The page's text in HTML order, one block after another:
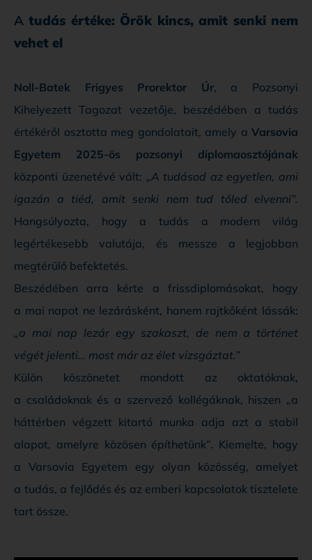
A tudás értéke: Örök kincs, amit senki nem
vehet el
Noll-Batek Frigyes Prorektor Úr, a Pozsonyi
Kihelyezett Tagozat vezetője, beszédében a tudás
értékéről osztotta meg gondolatait, amely a Varsovia
Egyetem 2025-ös pozsonyi diplomaosztójának
központi üzenetévé vált: „A tudásod az egyetlen, ami
igazán a tiéd, amit senki nem tud tőled elvenni”.
Hangsúlyozta, hogy a tudás a modern világ
legértékesebb valutája, és messze a legjobban
megtérülő befektetés.
Beszédében arra kérte a frissdiplomásokat, hogy
a mai napot ne lezárásként, hanem rajtkőként lássák:
„a mai nap lezár egy szakaszt, de nem a történet
végét jelenti… most már az élet vizsgáztat.”
Külön köszönetet mondott az oktatóknak,
a családoknak és a szervező kollégáknak, hiszen „a
háttérben végzett kitartó munka adja azt a stabil
alapot, amelyre közösen építhetünk”. Kiemelte, hogy
a Varsovia Egyetem egy olyan közösség, amelyet
a tudás, a fejlődés és az emberi kapcsolatok tisztelete
tart össze.